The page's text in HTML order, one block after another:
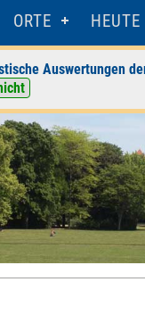
ORTE HEUTE